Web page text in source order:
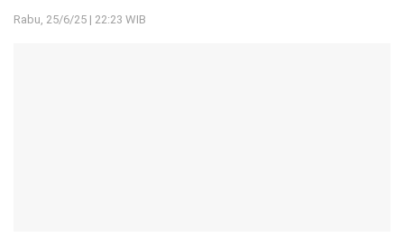
Rabu, 25/6/25 | 22:23 WIB